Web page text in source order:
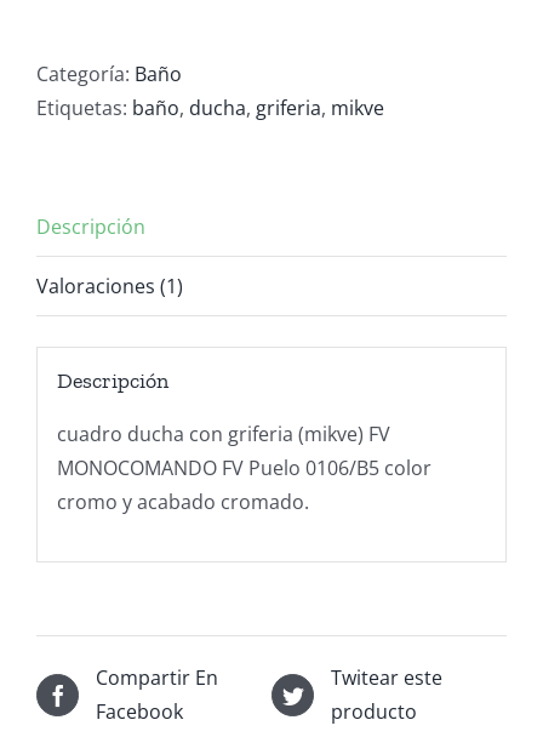
griferia
cantidad
Categoría: Baño
Etiquetas: baño, ducha, griferia, mikve
Descripción
Valoraciones (1)
Descripción
cuadro ducha con griferia (mikve) FV
MONOCOMANDO FV Puelo 0106/B5 color
cromo y acabado cromado.
Compartir En
Facebook
Twitear este
producto